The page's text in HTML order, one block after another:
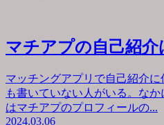
マチアプの自己紹
マッチングアプリで自己紹介
も書いていない人がいる。な
はマチアプのプロフィールの...
2024.03.06